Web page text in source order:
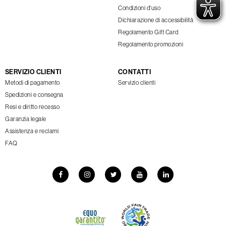
Condizioni d'uso
Dichiarazione di accessibilità
Regolamento Gift Card
Regolamento promozioni
SERVIZIO CLIENTI
Metodi di pagamento
Spedizioni e consegna
Resi e diritto recesso
Garanzia legale
Assistenza e reclami
FAQ
CONTATTI
Servizio clienti